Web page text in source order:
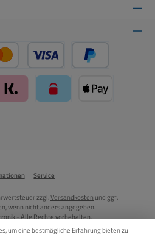
Kredit- oder Debitkarte über PayPal
Service
zzgl.Versandkosten und ggf.
wenn nicht anders angegeben.
- Alle Rechte vorbehalten.
um eine bestmögliche Erfahrung bieten zu